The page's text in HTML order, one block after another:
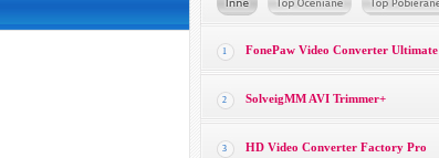
1 FonePaw Video Converter Ultimate
2 SolveigMM AVI Trimmer+
3 HD Video Converter Factory Pro